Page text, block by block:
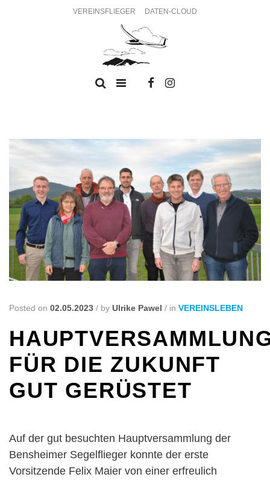
VEREINSFLIEGER DATEN-CLOUD
Posted on 02.05.2023 / by Ulrike Pawel / in VEREINSLEBEN
FÜR DIE ZUKUNFT
GUT GERÜSTET
Auf der gut besuchten Hauptversammlung der
Bensheimer Segelflieger konnte der erste
Vorsitzende Felix Maier von einer erfreulich